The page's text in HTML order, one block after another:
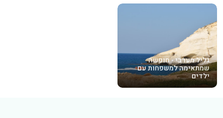
גליל מערבי - חופשה
שמתאימה למשפחות עם
ילדים